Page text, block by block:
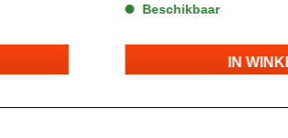
Beschikbaar
IN